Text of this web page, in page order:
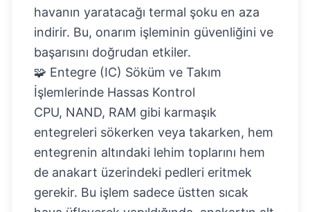
havanın yaratacağı termal şoku en aza
indirir. Bu, onarım işleminin güvenliğini ve
başarısını doğrudan etkiler.
🧩 Entegre (IC) Söküm ve Takım
İşlemlerinde Hassas Kontrol
CPU, NAND, RAM gibi karmaşık
entegreleri sökerken veya takarken, hem
entegrenin altındaki lehim toplarını hem
de anakart üzerindeki pedleri eritmek
gerekir. Bu işlem sadece üstten sıcak